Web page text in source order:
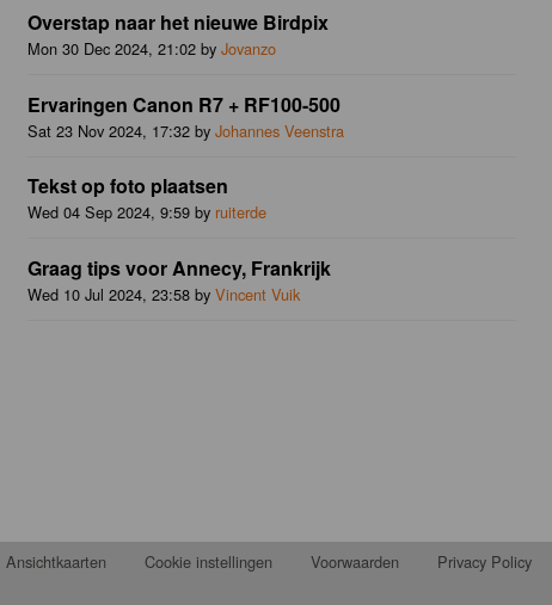
Overstap naar het nieuwe Birdpix
Mon 30 Dec 2024, 21:02 by Jovanzo
Ervaringen Canon R7 + RF100-500
Sat 23 Nov 2024, 17:32 by Johannes Veenstra
Tekst op foto plaatsen
Wed 04 Sep 2024, 9:59 by ruiterde
Graag tips voor Annecy, Frankrijk
Wed 10 Jul 2024, 23:58 by Vincent Vuik
Ansichtkaarten Cookie instellingen Voorwaarden Privacy Policy